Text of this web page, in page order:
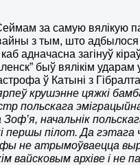
за самую вялікую
з тым, што адбылося
адначасна загінуў
быў вялікім
ў Катыні з
крушэнне цяжкі
польскага
Зоф’я, начальнік
пілот. Да гэтага
не атрымоўваецца
вайсковым архіве і не